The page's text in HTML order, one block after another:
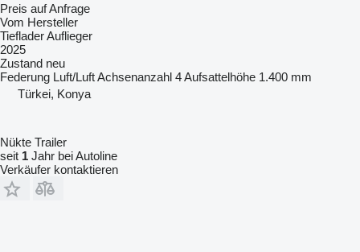
Preis auf Anfrage
Vom Hersteller
Tieflader Auflieger
2025
Zustand neu
Federung Luft/LuftAchsenanzahl 4Aufsattelhöhe 1.400 mm
Türkei, Konya
Nükte Trailer
seit 1 Jahr bei Autoline
Verkäufer kontaktieren